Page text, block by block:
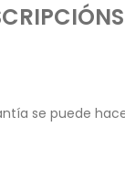
se puede